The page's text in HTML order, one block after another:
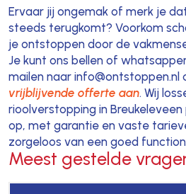
Ervaar jij ongemak of merk je
steeds terugkomt? Voorkom
je ontstoppen door de
Je kunt ons bellen of
mailen naar info@ontstoppen.nl
vrijblijvende offerte aan. Wij
rioolverstopping in
op, met garantie en vaste
zorgeloos van een goed
Meest gestelde